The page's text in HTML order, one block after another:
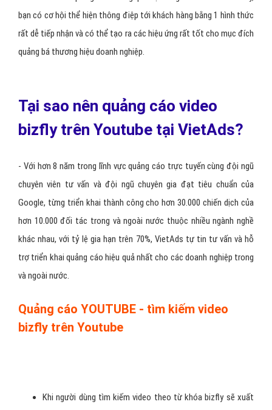
bạn có cơ hội thể hiện thông điệp tới khách hàng bằng 1 hình thức
rất dễ tiếp nhận và có thể tạo ra các hiệu ứng rất tốt cho mục đích
quảng bá thương hiệu doanh nghiệp.
Tại sao nên quảng cáo video
bizfly trên Youtube tại VietAds?
- Với hơn 8 năm trong lĩnh vực quảng cáo trực tuyến cùng đội ngũ
chuyên viên tư vấn và đội ngũ chuyên gia đạt tiêu chuẩn của
Google, từng triển khai thành công cho hơn 30.000 chiến dịch của
hơn 10.000 đối tác trong và ngoài nước thuộc nhiều ngành nghề
khác nhau, với tỷ lệ gia hạn trên 70%, VietAds tự tin tư vấn và hỗ
trợ triển khai quảng cáo hiệu quả nhất cho các doanh nghiệp trong
và ngoài nước.
Quảng cáo YOUTUBE - tìm kiếm video
bizfly trên Youtube
Khi người dùng tìm kiếm video theo từ khóa bizfly sẽ xuất